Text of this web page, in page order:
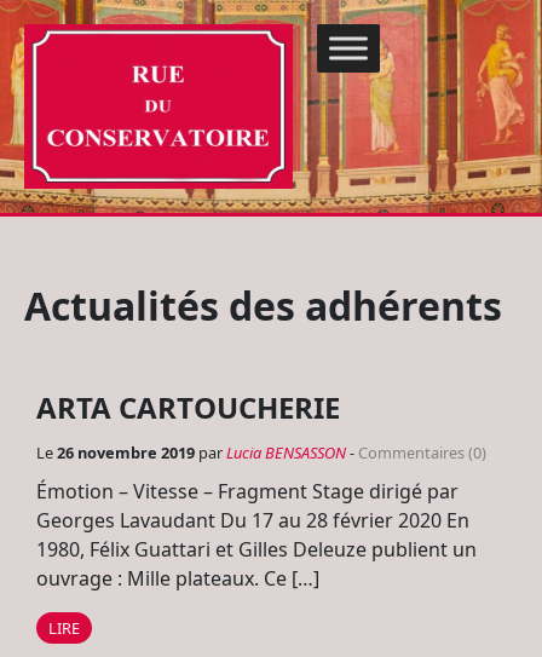
Actualités des adhérents
ARTA CARTOUCHERIE
Le26 novembre 2019 parLucia BENSASSON- Commentaires (0)
Émotion – Vitesse – Fragment Stage dirigé par
Georges Lavaudant Du 17 au 28 février 2020 En
1980, Félix Guattari et Gilles Deleuze publient un
ouvrage : Mille plateaux. Ce […]
LIRE